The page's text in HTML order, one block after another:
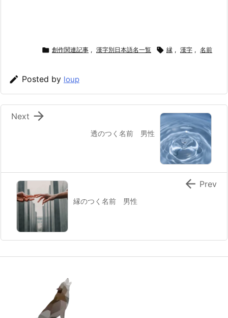
 創作関連記事 , 漢字別日本語名一覧  縁 , 漢字 , 名前
 Posted by loup
透のつく名前 男性

Next
縁のつく名前 男性
 Prev